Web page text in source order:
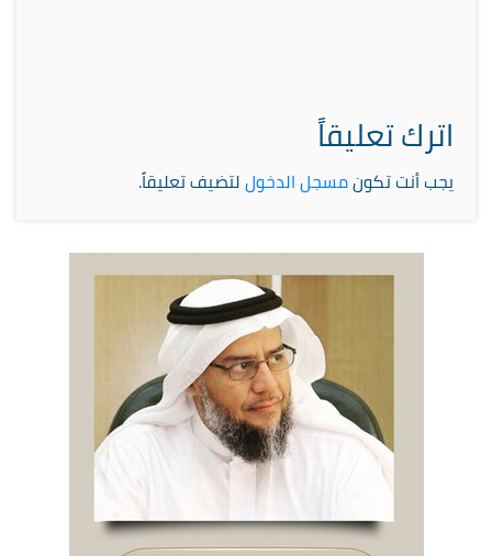
اترك تعليقاً
يجب أنت تكونمسجل الدخوللتضيف تعليقاً.